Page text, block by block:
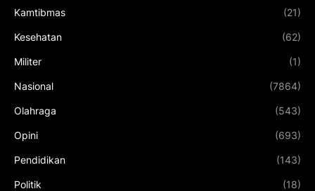
Kamtibmas (21)
Kesehatan (62)
Militer (1)
Nasional (7864)
Olahraga (543)
Opini (693)
Pendidikan (143)
Politik (18)